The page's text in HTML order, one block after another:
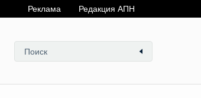
Реклама Редакция АПН